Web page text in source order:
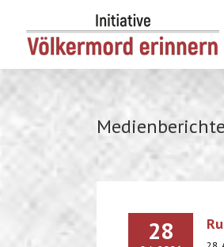
content
Medienberichte
28